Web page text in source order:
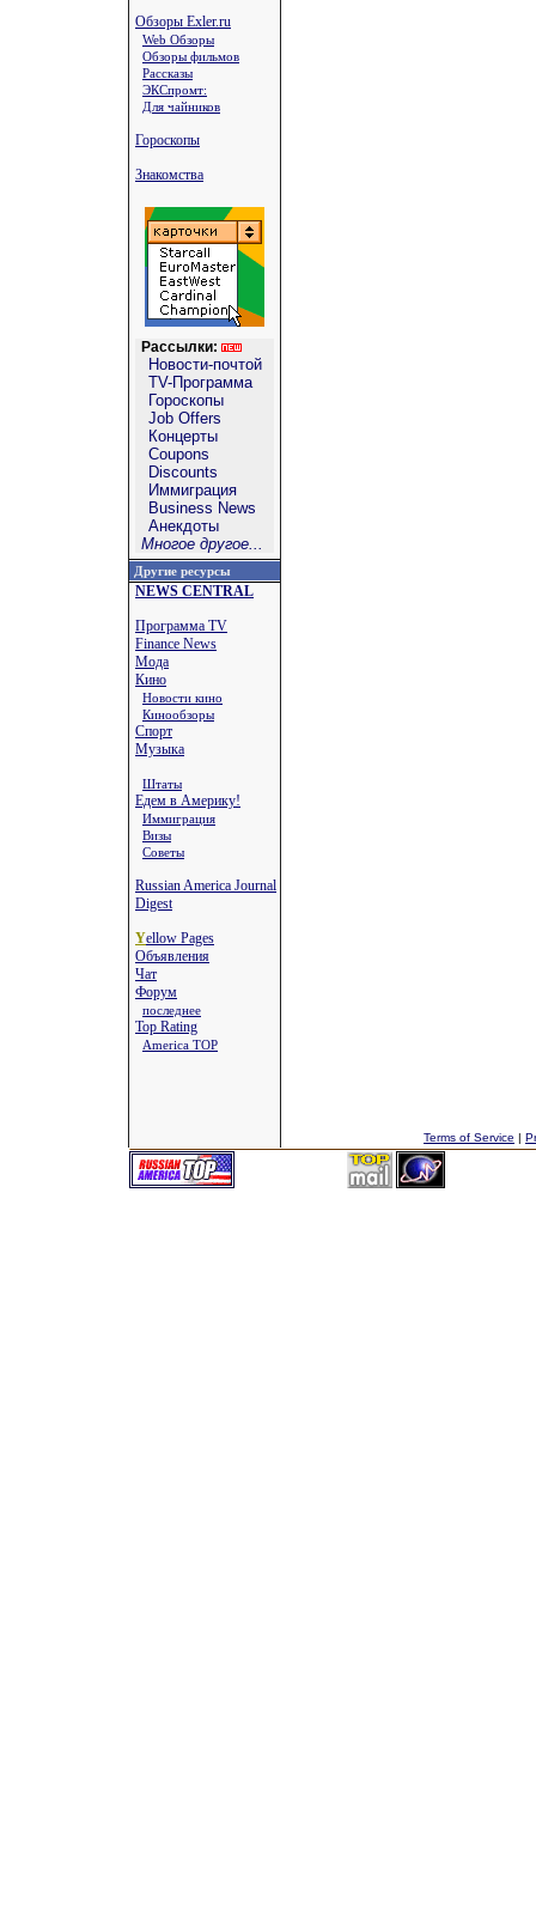
Обзоры Exler.ru
Web Обзоры
Обзоры фильмов
Рассказы
ЭКСпромт:
Для чайников
Гороскопы
Знакомства
Рассылки:
Новости-почтой
TV-Программа
Гороскопы
Job Offers
Концерты
Coupons
Discounts
Иммиграция
Business News
Анекдоты
Многое другое...
Другие ресурсы
NEWS CENTRAL
Программа TV
Finance News
Мода
Кино
Новости кино
Кинообзоры
Спорт
Музыка
Штаты
Едем в Америку!
Иммиграция
Визы
Советы
Russian America Journal
Digest
Yellow Pages
Объявления
Чат
Форум
последнее
Top Rating
America TOP
Terms of Service |